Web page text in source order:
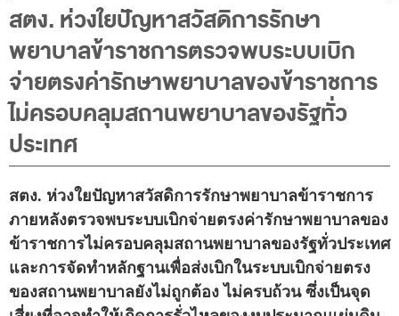
ประวัติสำนักงานการตรวจเงินแผ่นดิน
พรป. ว่าด้วยการตรวจเงินแผ่นดิน พ.ศ. 2561
แผนปฏิบัติราชการ ระยะ 5 ปี (พ.ศ. 2566 - 2570)
พระราชดำรัส รัชกาลที่ 9
ผู้บริหารสำนักงานการตรวจเงินแผ่นดิน
รองผู้ว่าการตรวจเงินแผ่นดิน
ผู้ตรวจเงินแผ่นดิน (สตภ.1-15)
ที่ปรึกษาการตรวจเงินแผ่นดิน
ผู้ช่วยผู้ว่าการตรวจเงินแผ่นดิน
สตง. ห่วงใยปัญหาสวัสดิการรักษา
พยาบาลข้าราชการตรวจพบระบบเบิก
จ่ายตรงค่ารักษาพยาบาลของข้าราชการ
ไม่ครอบคลุมสถานพยาบาลของรัฐทั่ว
ประเทศ
สตง. ห่วงใยปัญหาสวัสดิการรักษาพยาบาลข้าราชการ
ภายหลังตรวจพบระบบเบิกจ่ายตรงค่ารักษาพยาบาลของ
ข้าราชการไม่ครอบคลุมสถานพยาบาลของรัฐทั่วประเทศ
และการจัดทำหลักฐานเพื่อส่งเบิกในระบบเบิกจ่ายตรง
ของสถานพยาบาลยังไม่ถูกต้อง ไม่ครบถ้วน ซึ่งเป็นจุด